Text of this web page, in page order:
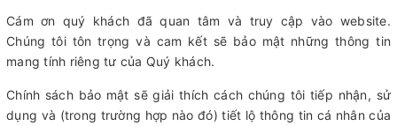
Cám ơn quý khách đã quan tâm và truy cập vào website.
Chúng tôi tôn trọng và cam kết sẽ bảo mật những thông tin
mang tính riêng tư của Quý khách.
Chính sách bảo mật sẽ giải thích cách chúng tôi tiếp nhận, sử
dụng và (trong trường hợp nào đó) tiết lộ thông tin cá nhân của